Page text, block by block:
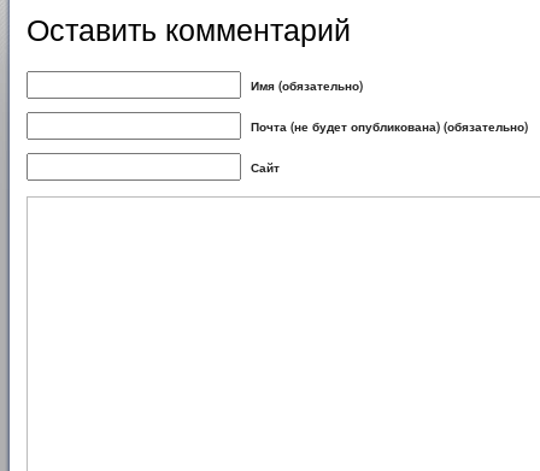
Оставить комментарий
Имя (обязательно)
Почта (не будет опубликована) (обязательно)
Сайт